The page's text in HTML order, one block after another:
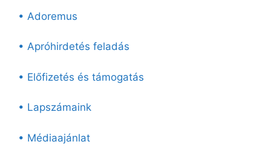
• Adoremus
• Apróhirdetés feladás
• Előfizetés és támogatás
• Lapszámaink
• Médiaajánlat